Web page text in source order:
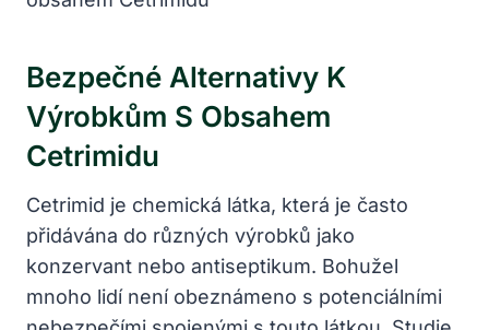
Bezpečné Alternativy K
Výrobkům S Obsahem
Cetrimidu
Cetrimid je chemická látka, která je často
přidávána do různých výrobků jako
konzervant nebo antiseptikum. Bohužel
mnoho lidí není obeznámeno s potenciálními